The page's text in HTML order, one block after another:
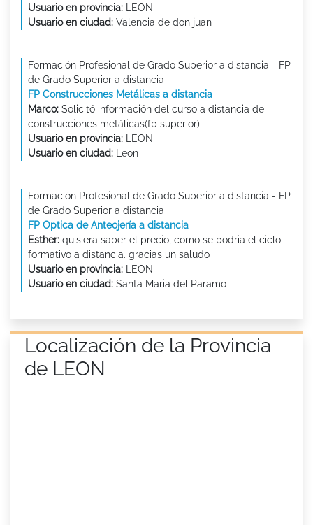
Usuario en provincia: LEON
Usuario en ciudad: Valencia de don juan
Formación Profesional de Grado Superior a distancia - FP
de Grado Superior a distancia
FP Construcciones Metálicas a distancia
Marco: Solicitó información del curso a distancia de
construcciones metálicas(fp superior)
Usuario en provincia: LEON
Usuario en ciudad: Leon
Formación Profesional de Grado Superior a distancia - FP
de Grado Superior a distancia
FP Optica de Anteojería a distancia
Esther: quisiera saber el precio, como se podria el ciclo
formativo a distancia. gracias un saludo
Usuario en provincia: LEON
Usuario en ciudad: Santa Maria del Paramo
Localización de la Provincia
de LEON